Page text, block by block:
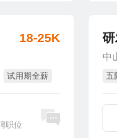
试用期全薪
职位
18-25K
中
五